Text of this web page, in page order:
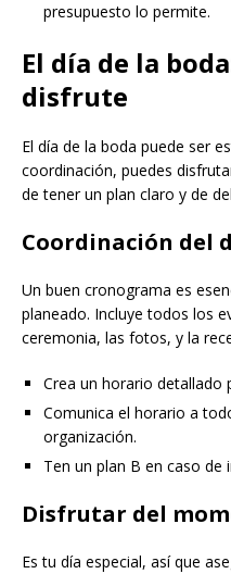
presupuesto lo permite.
El día de la
disfrute
El día de la boda puede ser
coordinación, puedes
de tener un plan claro y de
Coordinación del
Un buen cronograma es
planeado. Incluye todos los
ceremonia, las fotos, y la
Crea un horario detallado
Comunica el horario a
organización.
Ten un plan B en caso
Disfrutar del
Es tu día especial, así que